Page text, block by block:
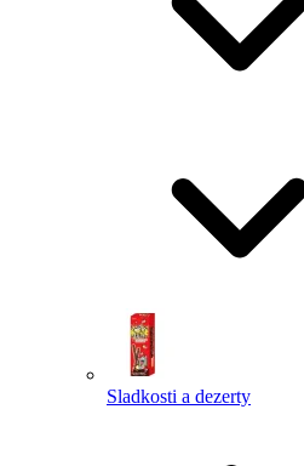
Sladkosti a dezerty